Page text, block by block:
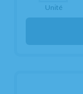
Unité